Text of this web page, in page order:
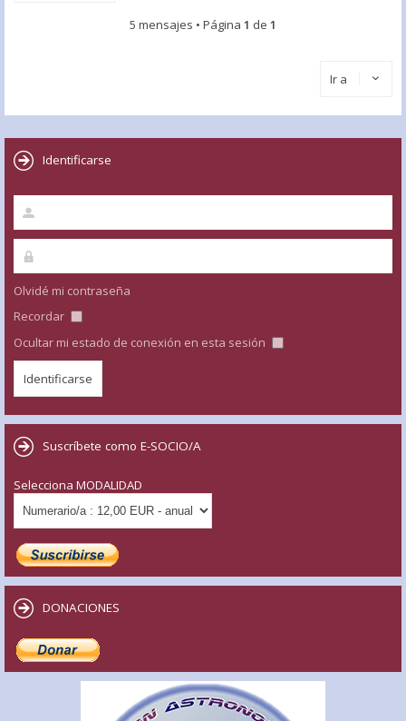
5 mensajes • Página 1 de 1
Ir a
Identificarse
Olvidé mi contraseña
Recordar
Ocultar mi estado de conexión en esta sesión
Suscríbete como E-SOCIO/A
Selecciona MODALIDAD
DONACIONES